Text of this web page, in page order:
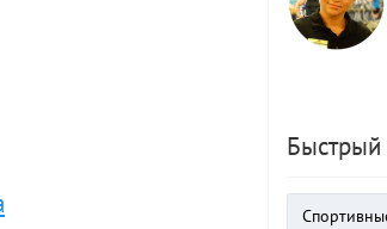
Быстрый